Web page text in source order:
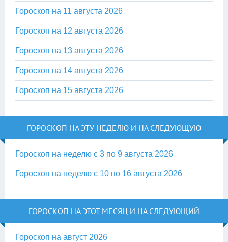
Гороскоп на 11 августа 2026
Гороскоп на 12 августа 2026
Гороскоп на 13 августа 2026
Гороскоп на 14 августа 2026
Гороскоп на 15 августа 2026
ГОРОСКОП НА ЭТУ НЕДЕЛЮ И НА СЛЕДУЮЩУЮ
Гороскоп на неделю с 3 по 9 августа 2026
Гороскоп на неделю с 10 по 16 августа 2026
ГОРОСКОП НА ЭТОТ МЕСЯЦ И НА СЛЕДУЮЩИЙ
Гороскоп на август 2026